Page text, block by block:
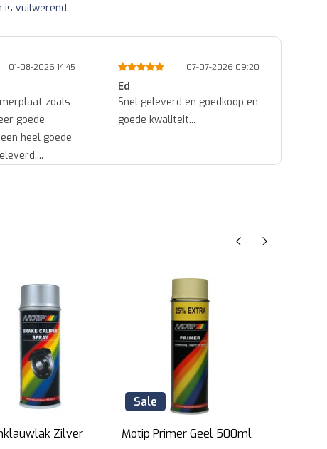
is vuilwerend.
01-08-2026 14:45
zoals
goede
heel goede
07-07-2026 09:20
Ed
Snel geleverd en goedkoop en
goede kwaliteit...
Zilver
Sale
Motip Primer Geel 500ml